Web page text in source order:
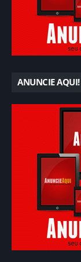
ANUNCIE AQUI!